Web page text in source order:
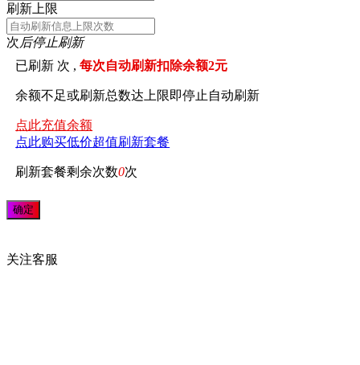
刷新上限
次后停止刷新
已刷新 次 ,每次自动刷新扣除余额2元
余额不足或刷新总数达上限即停止自动刷新
点此充值余额
点此购买低价超值刷新套餐
刷新套餐剩余次数0次
关注客服